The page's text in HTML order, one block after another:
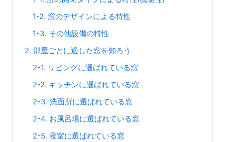
1-2. 窓のデザインによる特性
1-3. その他設備の特性
2. 部屋ごとに適した窓を知ろう
2-1. リビングに選ばれている窓
2-2. キッチンに選ばれている窓
2-3. 洗面所に選ばれている窓
2-4. お風呂場に選ばれている窓
2-5. 寝室に選ばれている窓